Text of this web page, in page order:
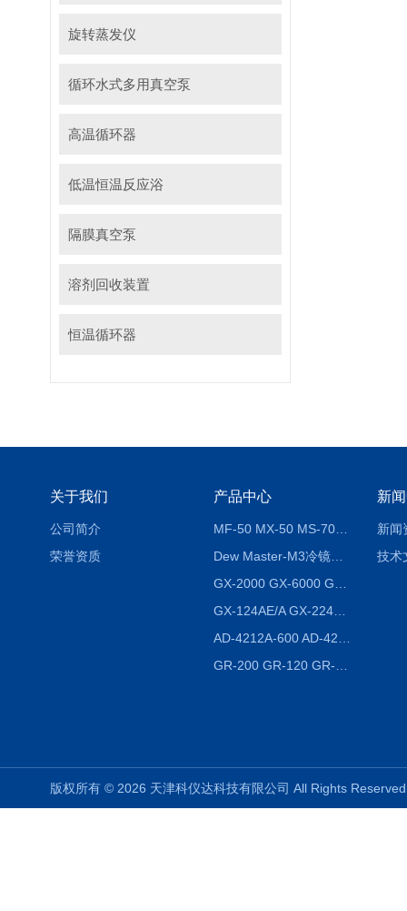
旋转蒸发仪
循环水式多用真空泵
高温循环器
低温恒温反应浴
隔膜真空泵
溶剂回收装置
恒温循环器
关于我们
公司简介
荣誉资质
产品中心
MF-50 MX-50 MS-70卤素水分测定仪 红外线水分仪
Dew Master-M3冷镜式露点仪
GX-124AE/A GX-224AE/A分析天平
新
新闻
技术
版权所有 © 2026 天津科仪达科技有限公司 All Rights